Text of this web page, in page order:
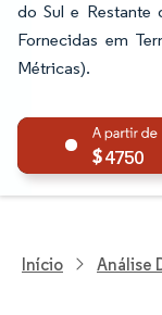
do Sul e Restante
Fornecidas em
Métricas).
4750
Início Análise